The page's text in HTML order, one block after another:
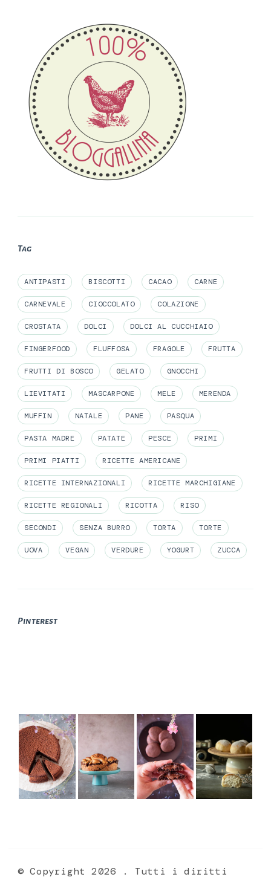
Tag
ANTIPASTI BISCOTTI CACAO CARNE
CARNEVALE CIOCCOLATO COLAZIONE
CROSTATA DOLCI DOLCI AL CUCCHIAIO
FINGERFOOD FLUFFOSA FRAGOLE FRUTTA
FRUTTI DI BOSCO GELATO GNOCCHI
LIEVITATI MASCARPONE MELE MERENDA
MUFFIN NATALE PANE PASQUA
PASTA MADRE PATATE PESCE PRIMI
PRIMI PIATTI RICETTE AMERICANE
RICETTE INTERNAZIONALI RICETTE MARCHIGIANE
RICETTE REGIONALI RICOTTA RISO
SECONDI SENZA BURRO TORTA TORTE
UOVA VEGAN VERDURE YOGURT ZUCCA
Pinterest
© Copyright 2026 . Tutti i diritti